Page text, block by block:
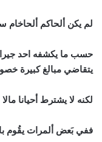
لم يكن ألحاكم ألحاخام
حسب ما يكشفه احد
يتقاضي مبالغ كبيرة
لكنه لا يشترط أحيانا
ففي بَعض ألمرات يقُوم